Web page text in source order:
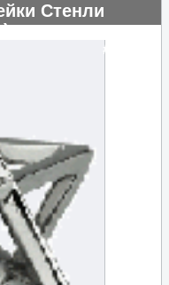
Стенли
#104844